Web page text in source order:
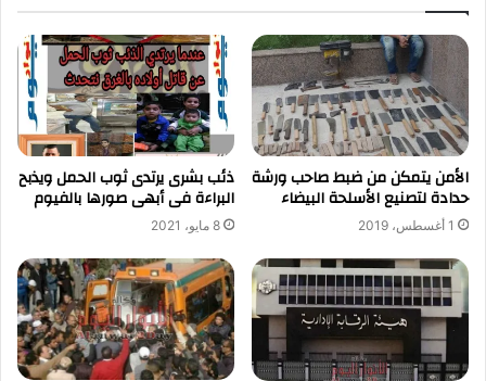
الأمن يتمكن من ضبط صاحب ورشة
حدادة لتصنيع الأسلحة البيضاء
1 أغسطس، 2019
ذئب بشرى يرتدى ثوب الحمل ويذبح
البراءة فى أبهى صورها بالفيوم
8 مايو، 2021